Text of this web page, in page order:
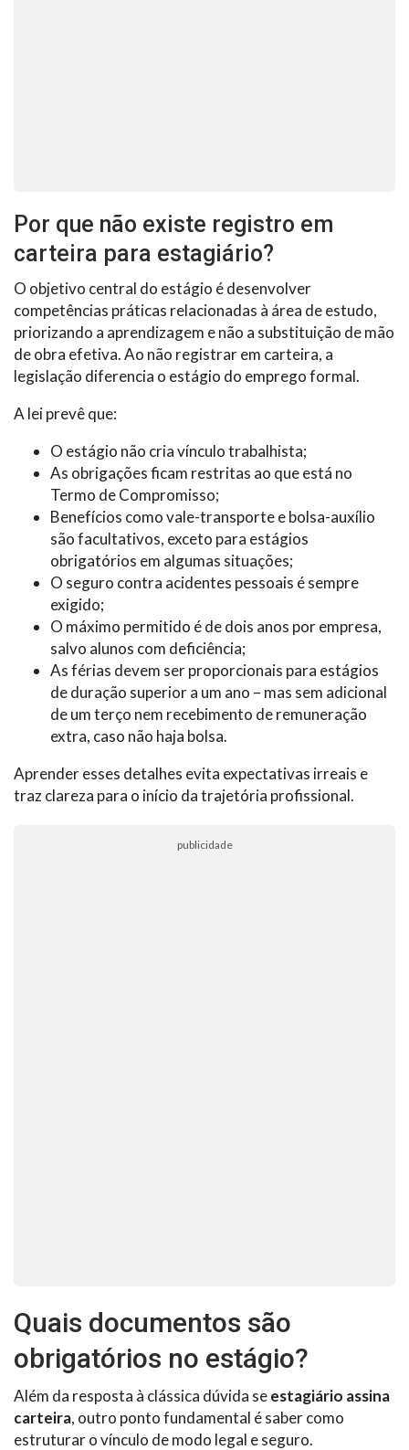
Por que não existe registro em
carteira para estagiário?
O objetivo central do estágio é desenvolver
competências práticas relacionadas à área de estudo,
priorizando a aprendizagem e não a substituição de mão
de obra efetiva. Ao não registrar em carteira, a
legislação diferencia o estágio do emprego formal.
A lei prevê que:
O estágio não cria vínculo trabalhista;
As obrigações ficam restritas ao que está no
Termo de Compromisso;
Benefícios como vale-transporte e bolsa-auxílio
são facultativos, exceto para estágios
obrigatórios em algumas situações;
O seguro contra acidentes pessoais é sempre
exigido;
O máximo permitido é de dois anos por empresa,
salvo alunos com deficiência;
As férias devem ser proporcionais para estágios
de duração superior a um ano – mas sem adicional
de um terço nem recebimento de remuneração
extra, caso não haja bolsa.
Aprender esses detalhes evita expectativas irreais e
traz clareza para o início da trajetória profissional.
publicidade
Quais documentos são
obrigatórios no estágio?
Além da resposta à clássica dúvida seestagiário assina
carteira, outro ponto fundamental é saber como
estruturar o vínculo de modo legal e seguro.